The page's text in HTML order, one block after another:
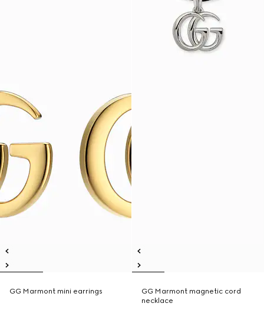
GG Marmont mini earrings
GG Marmont magnetic cord
necklace